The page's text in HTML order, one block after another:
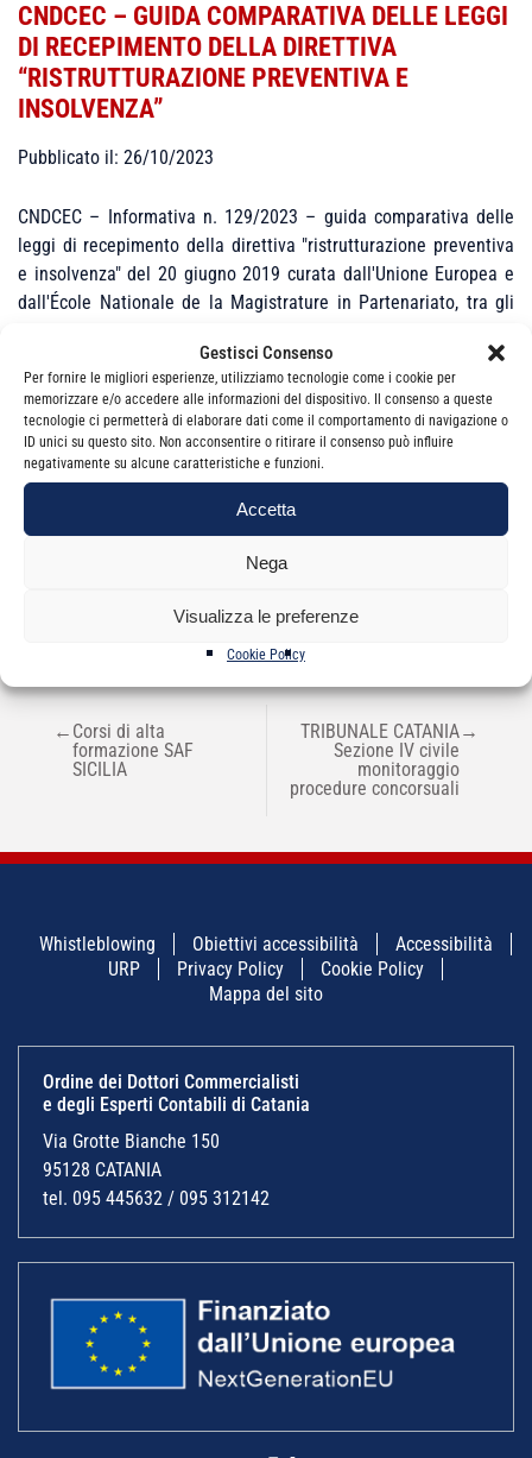
Gestisci Consenso
Per fornire le migliori esperienze, utilizziamo tecnologie come i cookie per
memorizzare e/o accedere alle informazioni del dispositivo. Il consenso a queste
tecnologie ci permetterà di elaborare dati come il comportamento di navigazione o
ID unici su questo sito. Non acconsentire o ritirare il consenso può influire
negativamente su alcune caratteristiche e funzioni.
Accetta
Nega
Visualizza le preferenze
Cookie Policy
CNDCEC – GUIDA COMPARATIVA DELLE LEGGI
DI RECEPIMENTO DELLA DIRETTIVA
“RISTRUTTURAZIONE PREVENTIVA E
INSOLVENZA”
Pubblicato il: 26/10/2023
CNDCEC – Informativa n. 129/2023 – guida comparativa delle
leggi di recepimento della direttiva "ristrutturazione preventiva
e insolvenza" del 20 giugno 2019 curata dall'Unione Europea e
dall'École Nationale de la Magistrature in Partenariato, tra gli
NAVIGAZIONE
ARTICOLI
← Corsi di alta
formazione SAF
SICILIA
TRIBUNALE CATANIA
Sezione IV civile
monitoraggio
procedure concorsuali
→
Whistleblowing Obiettivi accessibilità
Accessibilità
URP
Privacy Policy
Cookie Policy
Mappa del sito
Ordine dei Dottori Commercialisti
e degli Esperti Contabili di Catania
Via Grotte Bianche 150
95128 CATANIA
tel. 095 445632 / 095 312142